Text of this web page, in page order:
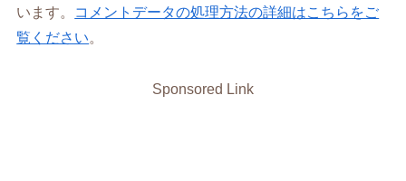
います。
コメントデータの処理方法の詳細はこちらをご
覧ください。
Sponsored Link